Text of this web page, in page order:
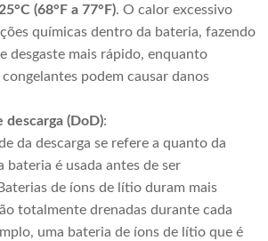
(68°F a 77°F). O calor excessivo
químicas dentro da bateria, fazendo
desgaste mais rápido, enquanto
podem causar danos
descarga (DoD):
da descarga se refere a quanto da
bateria é usada antes de ser
de íons de lítio duram mais
totalmente drenadas durante cada
uma bateria de íons de lítio que é